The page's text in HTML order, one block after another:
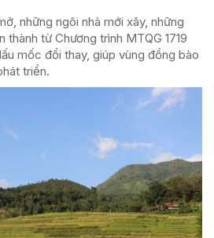
những ngôi nhà mới xây, những
từ Chương trình MTQG 1719
mốc đổi thay, giúp vùng đồng bào
triển.